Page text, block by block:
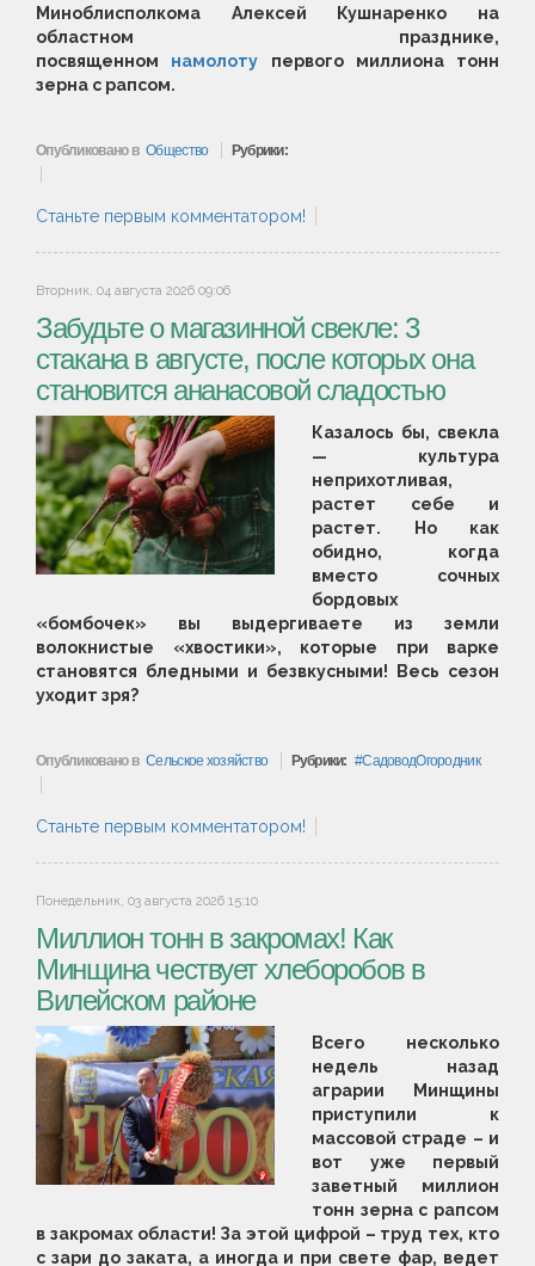
Миноблисполкома Алексей Кушнаренко на
областном празднике,
посвященном намолоту первого миллиона тонн
зерна с рапсом.
Опубликовано в Общество Рубрики:
Станьте первым комментатором!
Вторник, 04 августа 2026 09:06
Забудьте о магазинной свекле: 3
стакана в августе, после которых она
становится ананасовой сладостью
Казалось бы, свекла
— культура
неприхотливая,
растет себе и
растет. Но как
обидно, когда
вместо сочных
бордовых
«бомбочек» вы выдергиваете из земли
волокнистые «хвостики», которые при варке
становятся бледными и безвкусными! Весь сезон
уходит зря?
Опубликовано в Сельское хозяйство Рубрики: СадоводОгородник
Станьте первым комментатором!
Понедельник, 03 августа 2026 15:10
Миллион тонн в закромах! Как
Минщина чествует хлеборобов в
Вилейском районе
Всего несколько
недель назад
аграрии Минщины
приступили к
массовой страде – и
вот уже первый
заветный миллион
тонн зерна с рапсом
в закромах области! За этой цифрой – труд тех, кто
с зари до заката, а иногда и при свете фар, ведет